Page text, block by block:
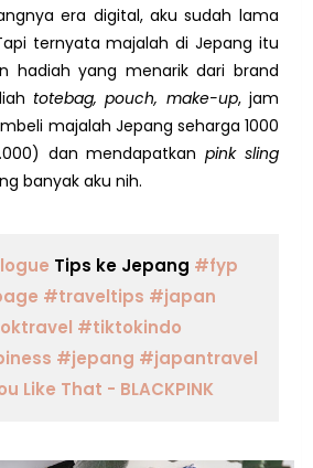
era digital, aku sudah lama
ternyata majalah di Jepang itu
hadiah yang menarik dari brand
totebag, pouch, make-up, jam
majalah Jepang seharga 1000
dan mendapatkanpink sling
banyak aku nih.
Tips ke Jepang #fyp
#traveltips #japan
#tiktokindo
#jepang #japantravel
Like That - BLACKPINK